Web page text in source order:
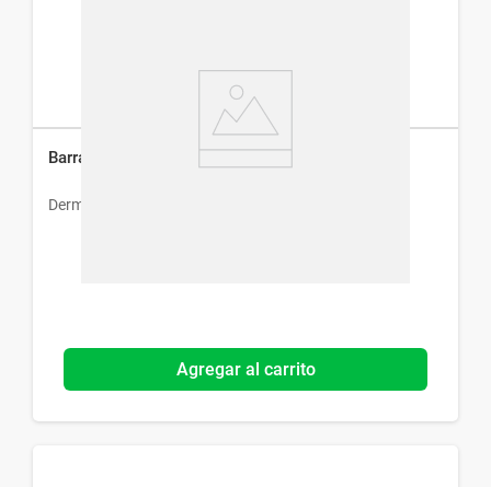
Barra Protectora Solar Dermaglós Fps 50 x 14 g
Dermaglós
Agregar al carrito